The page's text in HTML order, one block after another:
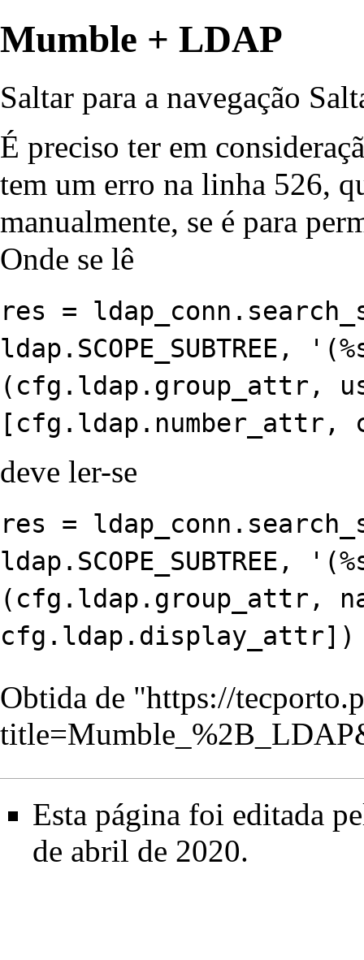
Mumble + LDAP
Saltar para a navegação
É preciso ter em
tem um erro na linha 526,
manualmente, se é para
Onde se lê
res =
ldap.SCOPE_SUBTREE,
(cfg.ldap.group_attr,
deve ler-se
res =
ldap.SCOPE_SUBTREE,
(cfg.ldap.group_attr,
cfg.ldap.display_attr])
Obtida de "https://
Esta página foi editada
de abril de 2020.